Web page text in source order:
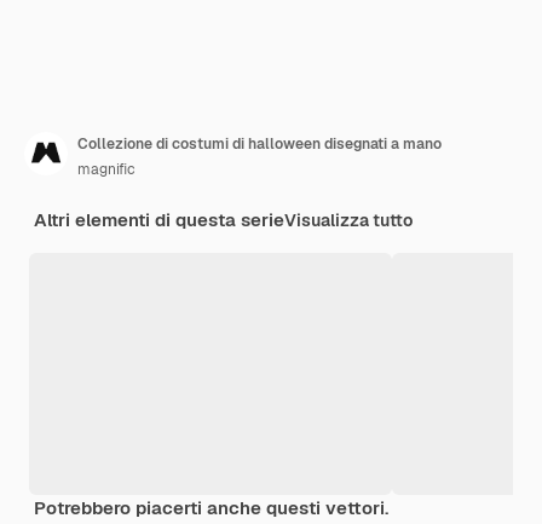
Collezione di costumi di halloween disegnati a mano
magnific
Altri elementi di questa serieVisualizza tutto
Potrebbero piacerti anche questi vettori.